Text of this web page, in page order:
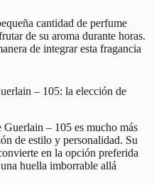
cantidad de perfume
de su aroma durante horas.
de integrar esta fragancia
– 105: la elección de
– 105 es mucho más
de estilo y personalidad. Su
en la opción preferida
huella imborrable allá